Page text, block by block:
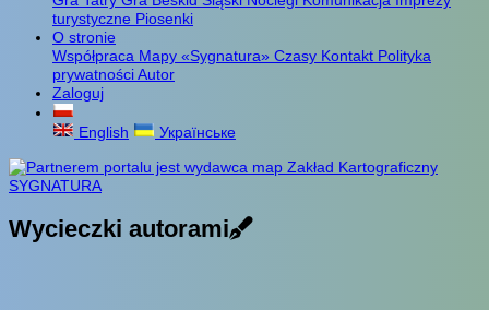
turystyczne Piosenki
O stronie
Współpraca Mapy «Sygnatura» Czasy Kontakt Polityka
prywatnościAutor
Zaloguj
English Українське
Wycieczki autorami